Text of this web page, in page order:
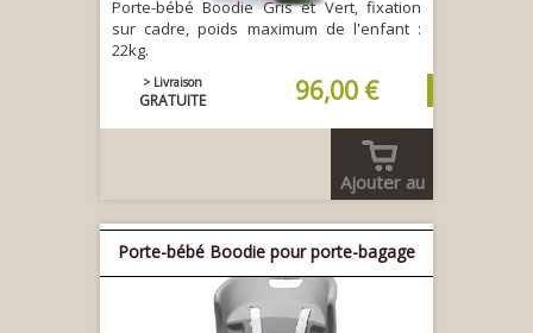
Porte-bébé Boodie Gris et Vert, fixation
sur cadre, poids maximum de l'enfant :
22kg.
> Livraison
GRATUITE 96,00 €
Ajouter au
panier
Porte-bébé Boodie pour porte-bagage